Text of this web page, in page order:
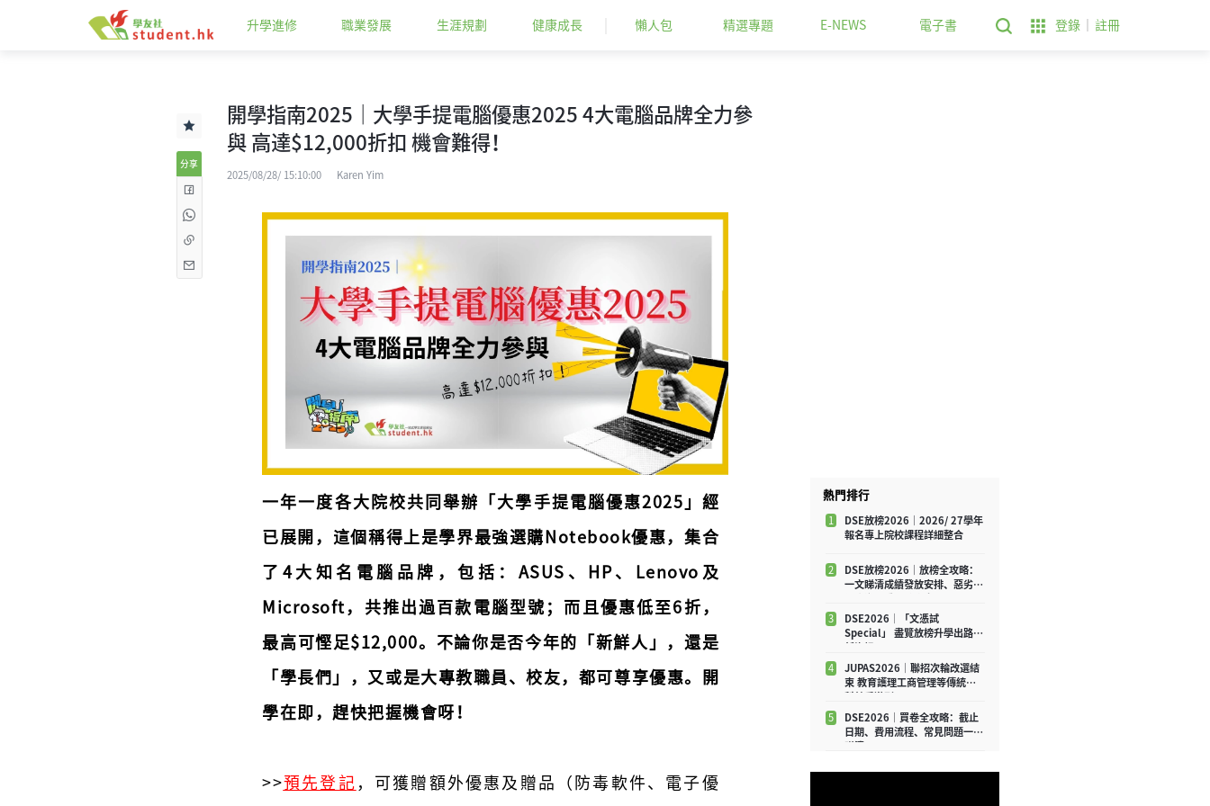
升學進修 職業發展 生涯規劃 健康成長 懶人包 精選專題 E-NEWS 電子書 登錄 註冊
分享
開學指南2025｜大學手提電腦優惠2025 4大電腦品牌全力參
與 高達$12,000折扣 機會難得！
2025/08/28/ 15:10:00 Karen Yim
一年一度各大院校共同舉辦「大學手提電腦優惠2025」經
已展開，這個稱得上是學界最強選購Notebook優惠，集合
了4大知名電腦品牌，包括：ASUS、HP、Lenovo及
Microsoft，共推出過百款電腦型號；而且優惠低至6折，
最高可慳足$12,000。不論你是否今年的「新鮮人」，還是
「學長們」，又或是大專教職員、校友，都可尊享優惠。開
學在即，趕快把握機會呀！
>>預先登記 ，可獲贈額外優惠及贈品（防毒軟件、電子優
熱門排行
1
DSE放榜2026｜2026/ 27學年
報名專上院校課程詳細整合
2
DSE放榜2026｜放榜全攻略：
一文睇清成績發放安排、惡劣天
3
DSE2026│「文憑試
Special」 盡覽放榜升學出路最
4
JUPAS2026｜聯招次輪改選結
束 教育護理工商管理等傳統學
5
DSE2026｜買卷全攻略：截止
日期、費用流程、常見問題一文